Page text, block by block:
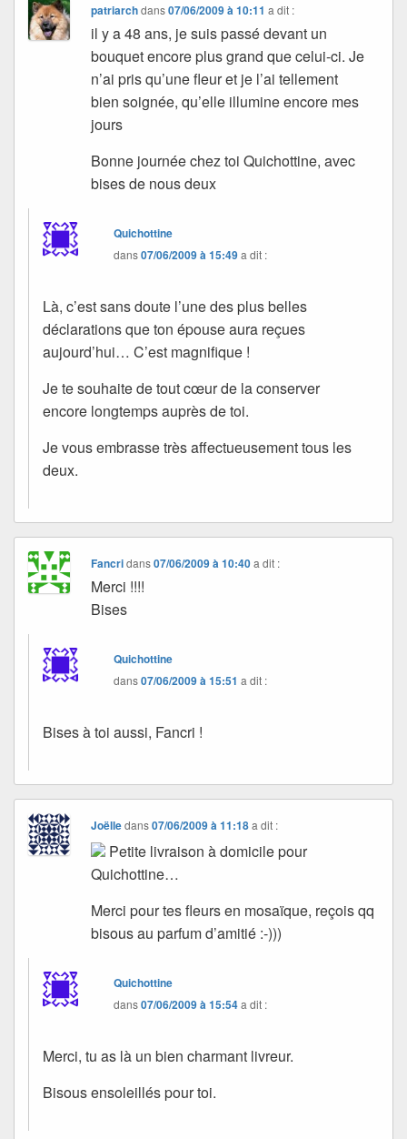
patriarchdans07/06/2009 à 10:11 a dit :
il y a 48 ans, je suis passé devant un
bouquet encore plus grand que celui-ci. Je
n’ai pris qu’une fleur et je l’ai tellement
bien soignée, qu’elle illumine encore mes
jours
Bonne journée chez toi Quichottine, avec
bises de nous deux
Quichottine
dans07/06/2009 à 15:49a dit :
Là, c’est sans doute l’une des plus belles
déclarations que ton épouse aura reçues
aujourd’hui… C’est magnifique !
Je te souhaite de tout cœur de la conserver
encore longtemps auprès de toi.
Je vous embrasse très affectueusement tous les
deux.
Fancridans07/06/2009 à 10:40 a dit :
Merci !!!!
Bises
Quichottine
dans07/06/2009 à 15:51 a dit :
Bises à toi aussi, Fancri !
Joëlledans07/06/2009 à 11:18 a dit :
Petite livraison à domicile pour
Quichottine…
Merci pour tes fleurs en mosaïque, reçois qq
bisous au parfum d’amitié :-)))
Quichottine
dans07/06/2009 à 15:54a dit :
Merci, tu as là un bien charmant livreur.
Bisous ensoleillés pour toi.